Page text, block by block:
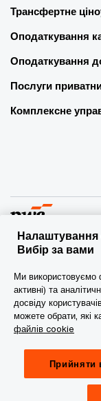
Трансфертне
Оподаткування
Оподаткування
Послуги
Комплексне
учасник/фірми-
міжнародна
самостійною
веб-сторінці
Конфіденційність
Сookie-файли
Вибір за вами
Ми
активні) та
досвіду
можете обрати, які
файлів cookie
Прийняти